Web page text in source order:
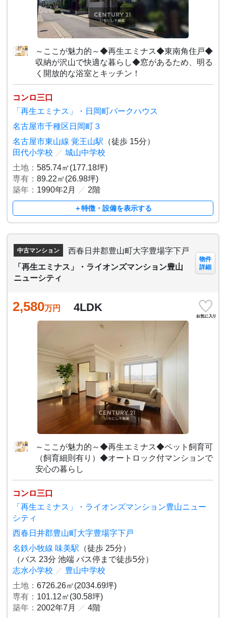
～ここが魅力的～◆再生エミナス◆東南角住戸◆
収納が沢山で快適な暮らし◆窓があるため、明る
く開放的な浴室とキッチン！
コンロ三口
「再生エミナス」・日岡町パークハウス
名古屋市千種区日岡町３
名古屋市東山線 覚王山駅 （徒歩 15分）
田代小学校 ／ 城山中学校
土地：585.74㎡(177.18坪)
専有：89.22㎡(26.98坪)
築年： 1990年2月 ／ 2階
＋特徴・設備を表示する
中古マンション
西春日井郡豊山町大字豊場字下戸
「再生エミナス」・ライオンズマンション豊山
ニューシティ
物件
詳細
2,580万円 4LDK
～ここが魅力的～◆再生エミナス◆ペット飼育可
（飼育細則有り）◆オートロック付マンションで
安心の暮らし
コンロ三口
「再生エミナス」・ライオンズマンション豊山ニュー
シティ
西春日井郡豊山町大字豊場字下戸
名鉄小牧線 味美駅 （徒歩 25分）
（バス 23分 池端 バス停まで徒歩5分）
志水小学校 ／ 豊山中学校
土地：6726.26㎡(2034.69坪)
専有： 101.12㎡(30.58坪)
築年： 2002年7月 ／ 4階